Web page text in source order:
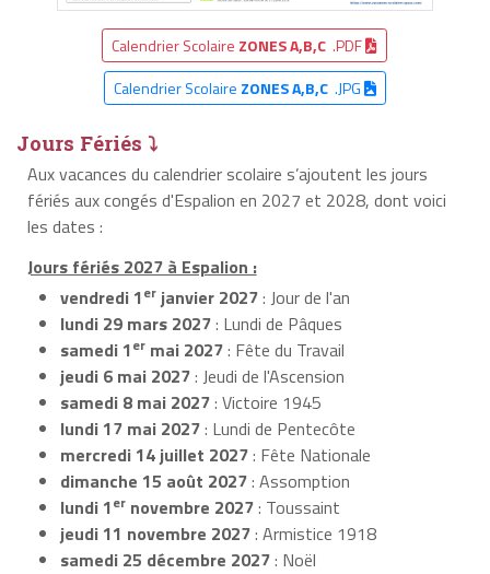
Calendrier Scolaire ZONES A,B,C .PDF
Calendrier Scolaire ZONES A,B,C.JPG
Jours Fériés ⤵
Aux vacances du calendrier scolaire s’ajoutent les jours
fériés aux congés d'Espalion en 2027 et 2028, dont voici
les dates :
Jours fériés 2027 à Espalion :
vendredi 1er janvier 2027: Jour de l'an
lundi 29 mars 2027: Lundi de Pâques
samedi 1er mai 2027: Fête du Travail
jeudi 6 mai 2027: Jeudi de l'Ascension
samedi 8 mai 2027: Victoire 1945
lundi 17 mai 2027: Lundi de Pentecôte
mercredi 14 juillet 2027: Fête Nationale
dimanche 15 août 2027: Assomption
lundi 1er novembre 2027: Toussaint
jeudi 11 novembre 2027: Armistice 1918
samedi 25 décembre 2027: Noël